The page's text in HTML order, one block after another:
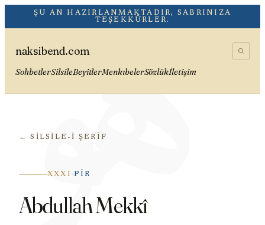
ŞU AN HAZIRLANMAKTADIR, SABRINIZA
TEŞEKKÜRLER.
naksibend.com
SohbetlerSilsileBeyitlerMenkıbelerSözlükİletişim
← SILSILE-I ŞERÎF
XXXI ·PÎR
Abdullah Mekkî